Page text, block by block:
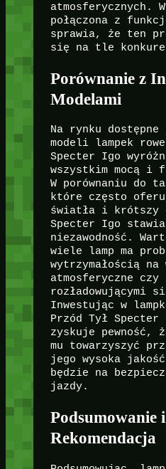
atmosferycznych.
połączona z
sprawia, że ten
się na tle
Porównanie z
Modelami
Na rynku
modeli lampek
Specter Igo
wszystkim mocą i
W porównaniu do
które często
światła i krótszy
Specter Igo
niezawodność.
wiele lamp ma
wytrzymałością na
atmosferyczne czy
rozładowującymi
Inwestując w
Przód Tył
zyskuje pewność,
mu towarzyszyć
jego wysoka
będzie na
jazdy.
Podsumowanie i
Rekomendacja